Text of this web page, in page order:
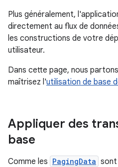
Plus généralement,
directement au flux de
les constructions de votre
utilisateur.
Dans cette page, nous
maîtrisez l'utilisation de base
Appliquer des
base
Comme les PagingData sont